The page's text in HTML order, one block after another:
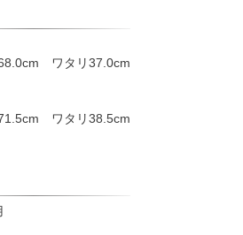
ワタリ37.0cm
ワタリ38.5cm